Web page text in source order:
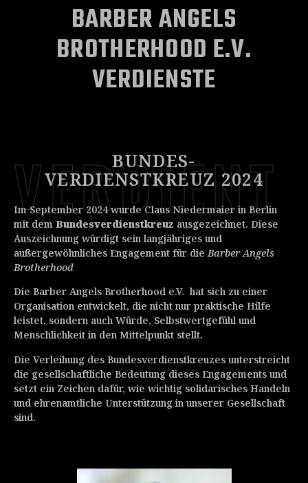
BARBER ANGELS
BROTHERHOOD E.V.
VERDIENSTE
VERDIENT
BUNDES-
VERDIENSTKREUZ 2024
Im September 2024 wurde Claus Niedermaier in Berlin
mit dem Bundesverdienstkreuz ausgezeichnet. Diese
Auszeichnung würdigt sein langjähriges und
außergewöhnliches Engagement für dieBarber Angels
Brotherhood
Die Barber Angels Brotherhood e.V. hat sich zu einer
Organisation entwickelt, die nicht nur praktische Hilfe
leistet, sondern auch Würde, Selbstwertgefühl und
Menschlichkeit in den Mittelpunkt stellt.
Die Verleihung des Bundesverdienstkreuzes unterstreicht
die gesellschaftliche Bedeutung dieses Engagements und
setzt ein Zeichen dafür, wie wichtig solidarisches Handeln
und ehrenamtliche Unterstützung in unserer Gesellschaft
sind.